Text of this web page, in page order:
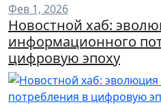
Фев 1, 2026
Новостной хаб:
информационного
цифровую эпоху